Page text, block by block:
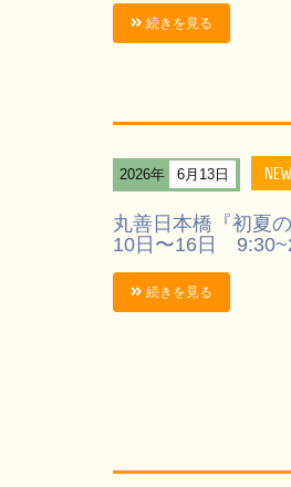
続きを見る
2026年 6月13日
丸善日本橋『初夏
10日〜16日
続きを見る